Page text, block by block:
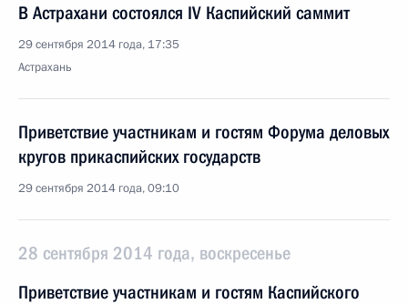
В Астрахани состоялся IV Каспийский саммит
29 сентября 2014 года, 17:35
Астрахань
Приветствие участникам и гостям Форума деловых
кругов прикаспийских государств
29 сентября 2014 года, 09:10
28 сентября 2014 года, воскресенье
Приветствие участникам и гостям Каспийского